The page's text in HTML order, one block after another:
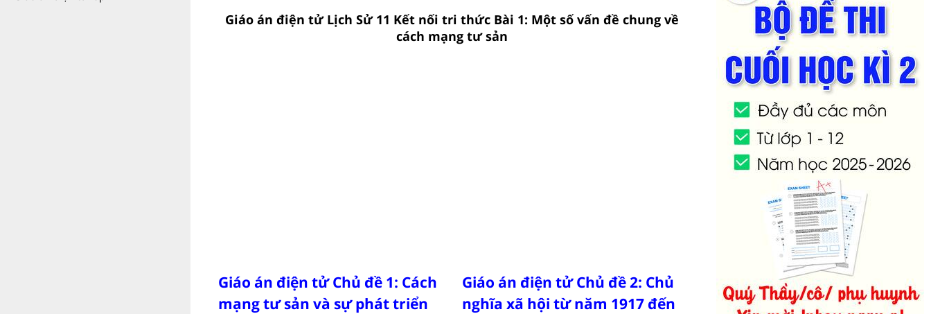
Giáo án điện tử Lịch Sử 11 Kết nối tri thức Bài 1: Một số vấn đề chung về
cách mạng tư sản
Giáo án điện tử Chủ đề 1: Cách
mạng tư sản và sự phát triển
Giáo án điện tử Chủ đề 2: Chủ
nghĩa xã hội từ năm 1917 đến